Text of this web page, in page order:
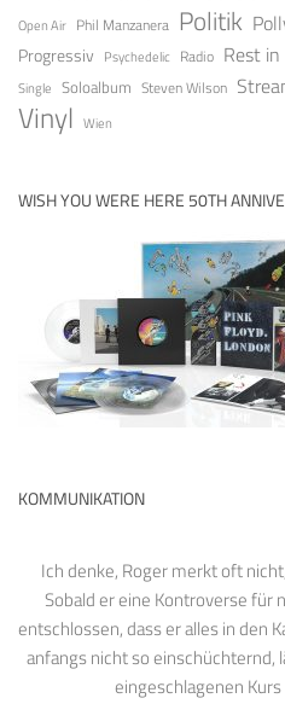
Open Air Phil Manzanera Politik
Progressiv Psychedelic Radio Rest in
Single Soloalbum Steven Wilson
Vinyl Wien
WISH YOU WERE HERE 50TH
KOMMUNIKATION
Ich denke, Roger merkt oft
Sobald er eine Kontroverse für
entschlossen, dass er alles in den
anfangs nicht so einschüchternd,
eingeschlagenen